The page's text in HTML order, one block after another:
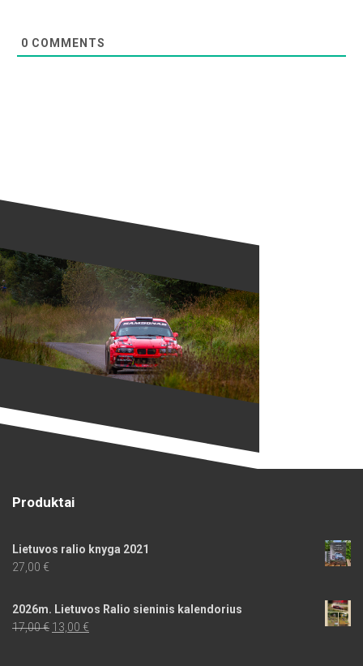
0 COMMENTS
Produktai
Lietuvos ralio knyga 2021
27,00 €
2026m. Lietuvos Ralio sieninis kalendorius
17,00€ Original
13,00 €Current